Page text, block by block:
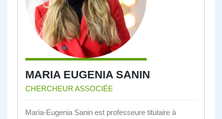
MARIA EUGENIA SANIN
CHERCHEUR ASSOCIÉE
Maria-Eugenia Sanin est professeure titulaire à